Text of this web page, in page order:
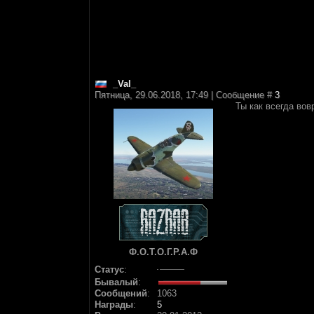
_Val_
Пятница, 29.06.2018, 17:49 | Сообщение # 3
Ф.О.Т.О.Г.Р.А.Ф
Статус:
Бывалый:
Сообщений:
1063
Награды:
5
Ты как всегда